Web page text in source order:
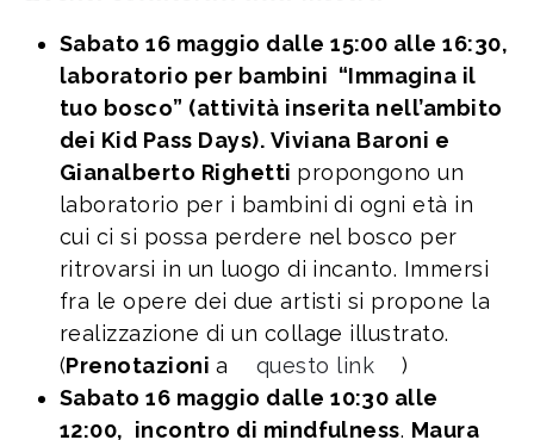
Sabato 16 maggio dalle 15:00 alle 16:30,
laboratorio per bambini “Immagina il
tuo bosco” (attività inserita nell’ambito
dei Kid Pass Days). Viviana Baroni e
Gianalberto Righetti propongono un
laboratorio per i bambini di ogni età in
cui ci si possa perdere nel bosco per
ritrovarsi in un luogo di incanto. Immersi
fra le opere dei due artisti si propone la
realizzazione di un collage illustrato.
(Prenotazioni a questo link
)
Sabato 16 maggio dalle 10:30 alle
12:00, incontro di mindfulness. Maura